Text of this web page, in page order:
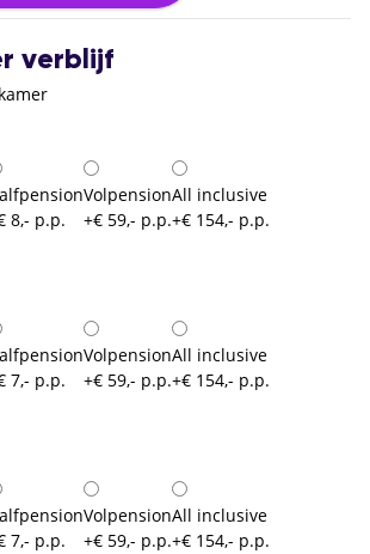
verblijf
8,- p.p.
Volpension
+€ 59,- p.p.
All inclusive
+€ 154,- p.p.
7,- p.p.
Volpension
+€ 59,- p.p.
All inclusive
+€ 154,- p.p.
7,- p.p.
Volpension
+€ 59,- p.p.
All inclusive
+€ 154,- p.p.